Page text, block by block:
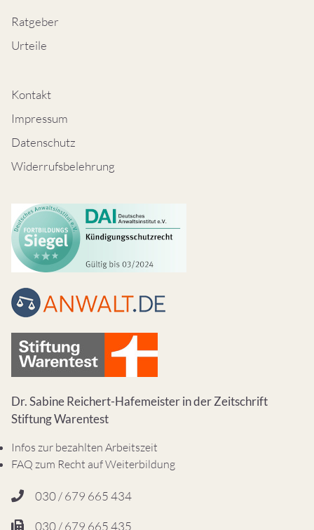
Ratgeber
Urteile
Kontakt
Impressum
Datenschutz
Widerrufsbelehrung
Dr. Sabine Reichert-Hafemeister in der Zeitschrift
Stiftung Warentest
Infos zur bezahlten Arbeitszeit
FAQ zum Recht auf Weiterbildung
030 / 679 665 434
030 / 679 665 435